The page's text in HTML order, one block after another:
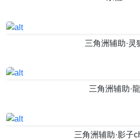
三角洲辅助·灵
三角洲辅助·龍
三角洲辅助·影子